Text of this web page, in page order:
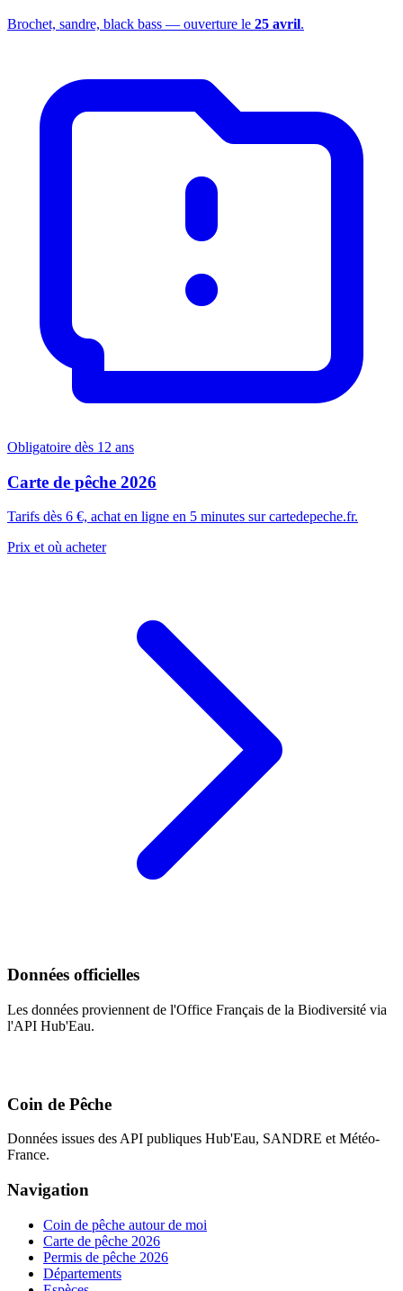
Brochet, sandre, black bass — ouverture le 25 avril.
Obligatoire dès 12 ans
Carte de pêche 2026
Tarifs dès 6 €, achat en ligne en 5 minutes sur cartedepeche.fr.
Prix et où acheter
Données officielles
Les données proviennent de l'Office Français de la Biodiversité via
l'API Hub'Eau.
Coin de Pêche
Données issues des API publiques Hub'Eau, SANDRE et Météo-
France.
Navigation
Coin de pêche autour de moi
Carte de pêche 2026
Permis de pêche 2026
Départements